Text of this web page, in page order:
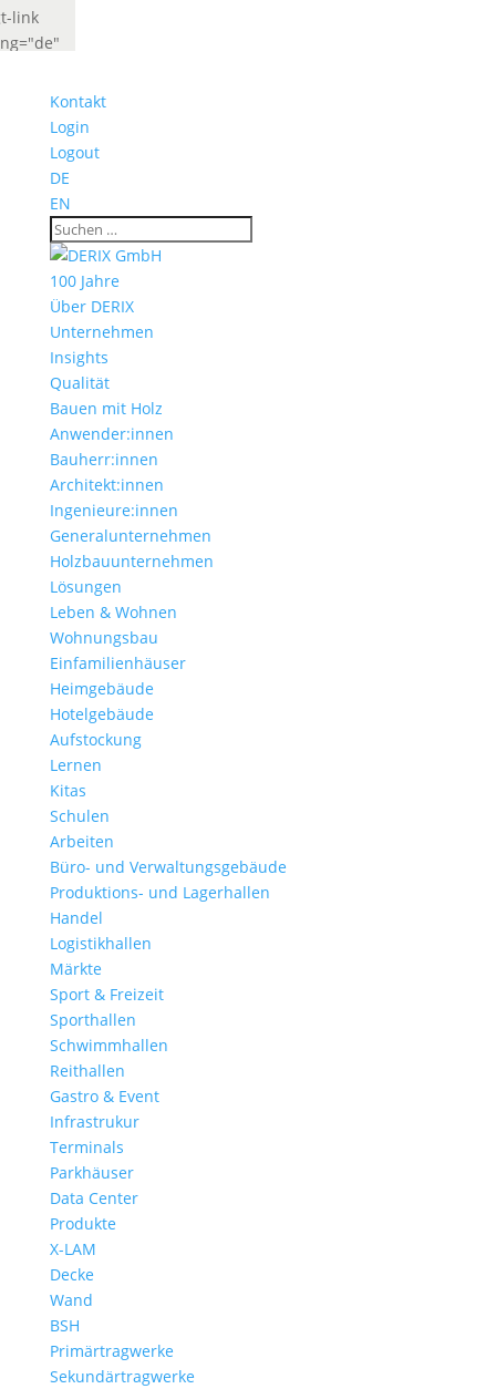
Kontakt
Login
Logout
DE
EN
100 Jahre
Über DERIX
Unternehmen
Insights
Qualität
Bauen mit Holz
Anwender:innen
Bauherr:innen
Architekt:innen
Ingenieure:innen
Generalunternehmen
Holzbauunternehmen
Lösungen
Leben & Wohnen
Wohnungs­bau
Einfamilien­häuser
Heimgebäude
Hotelgebäude
Aufstockung
Lernen
Kitas
Schulen
Arbeiten
Büro- und Verwaltungs­gebäude
Produktions- und Lagerhallen
Handel
Logistikhallen
Märkte
Sport & Freizeit
Sporthallen
Schwimmhallen
Reithallen
Gastro & Event
Infrastrukur
Terminals
Parkhäuser
Data Center
Produkte
X-LAM
Decke
Wand
BSH
Primärtragwerke
Sekundärtragwerke
link